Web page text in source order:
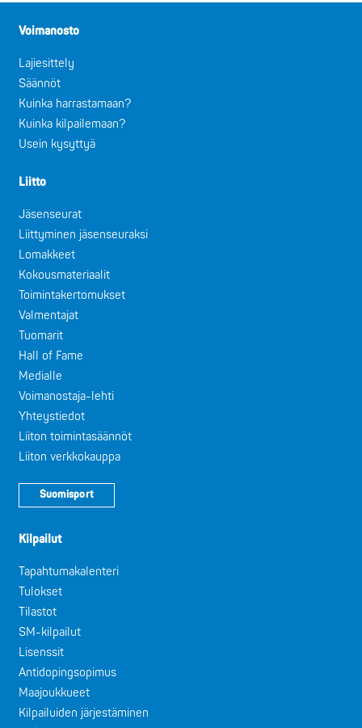
Voimanosto
Lajiesittely
Säännöt
Kuinka harrastamaan?
Kuinka kilpailemaan?
Usein kysyttyä
Liitto
Jäsenseurat
Liittyminen jäsenseuraksi
Lomakkeet
Kokousmateriaalit
Toimintakertomukset
Valmentajat
Tuomarit
Hall of Fame
Medialle
Voimanostaja-lehti
Yhteystiedot
Liiton toimintasäännöt
Liiton verkkokauppa
Suomisport
Kilpailut
Tapahtumakalenteri
Tulokset
Tilastot
SM-kilpailut
Lisenssit
Antidopingsopimus
Maajoukkueet
Kilpailuiden järjestäminen